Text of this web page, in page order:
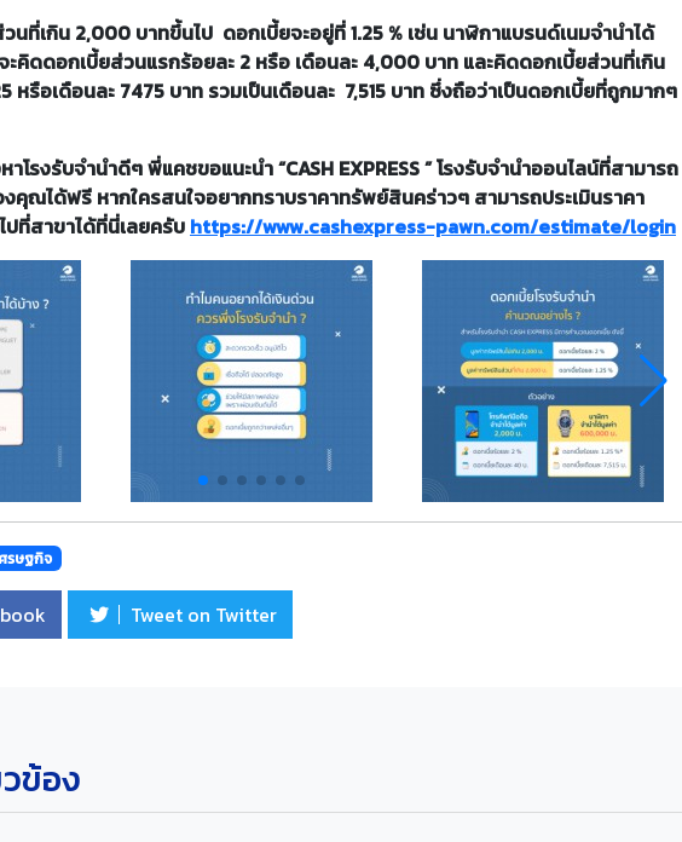
ที่เกิน 2,000 บาทขึ้นไป ดอกเบี้ยจะอยู่ที่ 1.25 % เช่น นาฬิกาแบรนด์เนมจำนำได้
คิดดอกเบี้ยส่วนแรกร้อยละ 2 หรือ เดือนละ 4,000 บาท และคิดดอกเบี้ยส่วนที่เกิน
หรือเดือนละ 7475 บาท รวมเป็นเดือนละ 7,515 บาท ซึ่งถือว่าเป็นดอกเบี้ยที่ถูกมากๆ
โรงรับจำนำดีๆ พี่แคชขอแนะนำ “CASH EXPRESS ” โรงรับจำนำออนไลน์ที่สามารถ
งคุณได้ฟรี หากใครสนใจอยากทราบราคาทรัพย์สินคร่าวๆ สามารถประเมินราคา
ที่สาขาได้ที่นี่เลยครับ https://www.cashexpress-pawn.com/estimate/login
รษฐกิจ
Tweet on Twitter
ข้อง